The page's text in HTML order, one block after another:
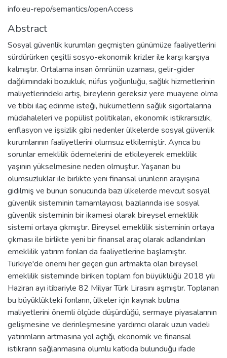
info:eu-repo/semantics/openAccess
Abstract
Sosyal güvenlik kurumları geçmişten günümüze faaliyetlerini
sürdürürken çeşitli sosyo-ekonomik krizler ile karşı karşıya
kalmıştır. Ortalama insan ömrünün uzaması, gelir-gider
dağılımındaki bozukluk, nüfus yoğunluğu, sağlık hizmetlerinin
maliyetlerindeki artış, bireylerin gereksiz yere muayene olma
ve tıbbi ilaç edinme isteği, hükümetlerin sağlık sigortalarına
müdahaleleri ve popülist politikaları, ekonomik istikrarsızlık,
enflasyon ve işsizlik gibi nedenler ülkelerde sosyal güvenlik
kurumlarının faaliyetlerini olumsuz etkilemiştir. Ayrıca bu
sorunlar emeklilik ödemelerini de etkileyerek emeklilik
yaşının yükselmesine neden olmuştur. Yaşanan bu
olumsuzluklar ile birlikte yeni finansal ürünlerin arayışına
gidilmiş ve bunun sonucunda bazı ülkelerde mevcut sosyal
güvenlik sisteminin tamamlayıcısı, bazılarında ise sosyal
güvenlik sisteminin bir ikamesi olarak bireysel emeklilik
sistemi ortaya çıkmıştır. Bireysel emeklilik sisteminin ortaya
çıkması ile birlikte yeni bir finansal araç olarak adlandırılan
emeklilik yatırım fonları da faaliyetlerine başlamıştır.
Türkiye'de önemi her geçen gün artmakta olan bireysel
emeklilik sisteminde biriken toplam fon büyüklüğü 2018 yılı
Haziran ayı itibariyle 82 Milyar Türk Lirasını aşmıştır. Toplanan
bu büyüklükteki fonların, ülkeler için kaynak bulma
maliyetlerini önemli ölçüde düşürdüğü, sermaye piyasalarının
gelişmesine ve derinleşmesine yardımcı olarak uzun vadeli
yatırımların artmasına yol açtığı, ekonomik ve finansal
istikrarın sağlanmasına olumlu katkıda bulunduğu ifade